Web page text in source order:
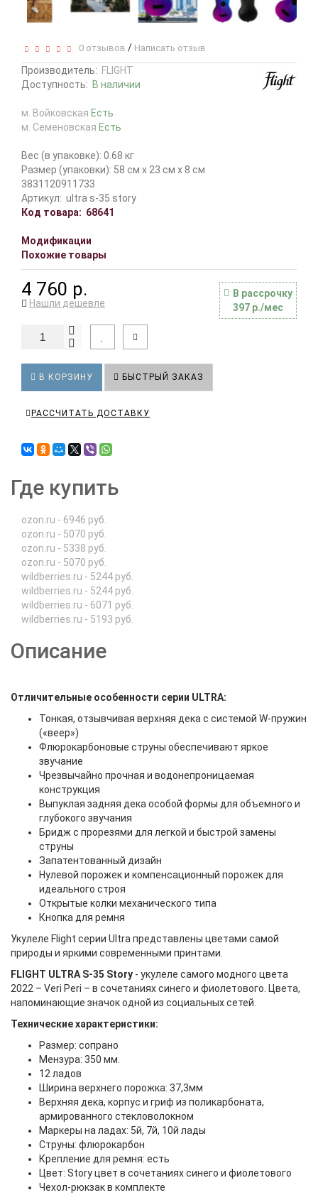
0 отзывов / Написать отзыв
Производитель: FLIGHT
Доступность: В наличии
м. Войковская Есть
м. Семеновская Есть
Вес (в упаковке): 0.68 кг
Размер (упаковки): 58 см x 23 см x 8 см
3831120911733
Артикул: ultra s-35 story
Код товара: 68641
Модификации
Похожие товары
4 760 р.
В рассрочку
397 р./мес
Нашли дешевле
В КОРЗИНУ БЫСТРЫЙ ЗАКАЗ
РАССЧИТАТЬ ДОСТАВКУ
Где купить
ozon.ru - 6946 руб.
ozon.ru - 5070 руб.
ozon.ru - 5338 руб.
ozon.ru - 5070 руб.
wildberries.ru - 5244 руб.
wildberries.ru - 5244 руб.
wildberries.ru - 6071 руб.
wildberries.ru - 5193 руб.
Описание
Отличительные особенности серии ULTRA:
Тонкая, отзывчивая верхняя дека с системой W-пружин
(«веер»)
Флюрокарбоновые струны обеспечивают яркое
звучание
Чрезвычайно прочная и водонепроницаемая
конструкция
Выпуклая задняя дека особой формы для объемного и
глубокого звучания
Бридж с прорезями для легкой и быстрой замены
струны
Запатентованный дизайн
Нулевой порожек и компенсационный порожек для
идеального строя
Открытые колки механического типа
Кнопка для ремня
Укулеле Flight серии Ultra представлены цветами самой
природы и яркими современными принтами.
FLIGHT ULTRA S-35 Story - укулеле самого модного цвета
2022 – Veri Peri – в сочетаниях синего и фиолетового. Цвета,
напоминающие значок одной из социальных сетей.
Технические характеристики:
Размер: сопрано
Мензура: 350 мм.
12 ладов
Ширина верхнего порожка: 37,3мм
Верхняя дека, корпус и гриф из поликарбоната,
армированного стекловолокном
Маркеры на ладах: 5й, 7й, 10й лады
Струны: флюрокарбон
Крепление для ремня: есть
Цвет: Story цвет в сочетаниях синего и фиолетового
Чехол-рюкзак в комплекте